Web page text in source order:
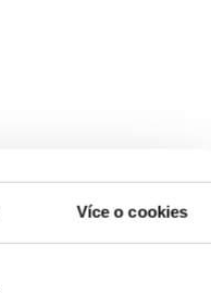
Více o cookies